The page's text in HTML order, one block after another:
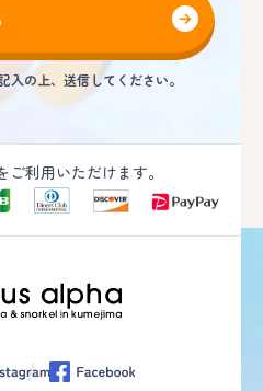
入の上、送信してください。
利用いただけます。